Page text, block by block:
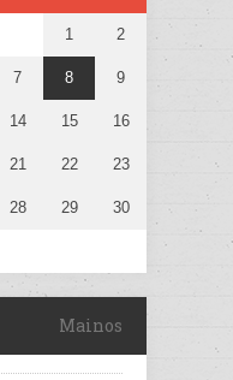
1 2
7 8 9
14 15 16
21 22 23
28 29 30
Mainos